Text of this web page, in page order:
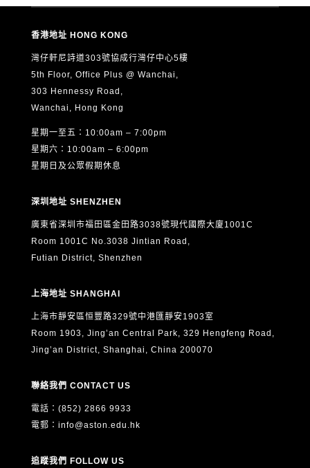
香港地址 HONG KONG
灣仔軒尼詩道303號協成行灣仔中心5樓
5th Floor, Office Plus @ Wanchai,
303 Hennessy Road,
Wanchai, Hong Kong
星期一至五：10:00am – 7:00pm
星期六：10:00am – 6:00pm
星期日及公眾假期休息
深圳地址 SHENZHEN
廣東省深圳市福田區金田路3038號現代國際大廈1001C
Room 1001C No.3038 Jintian Road,
Futian District, Shenzhen
上海地址 SHANGHAI
上海市靜安區恒豐路329號中港匯靜安1903室
Room 1903, Jing’an Central Park, 329 Hengfeng Road,
Jing’an District, Shanghai, China 200070
聯絡我們 CONTACT US
電話：(852) 2866 9933
電郵： info@aston.edu.hk
追蹤我們 FOLLOW US